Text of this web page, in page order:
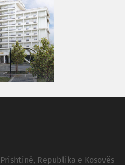
Prishtinë, Republika e Kosovës